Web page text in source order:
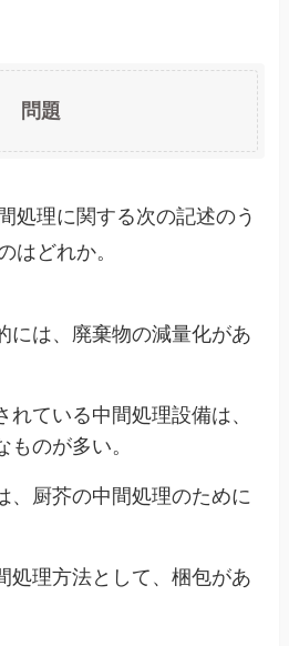
問題
処理に関する次の記述のう
はどれか。
には、廃棄物の減量化があ
れている中間処理設備は、
ものが多い。
、厨芥の中間処理のために
処理方法として、梱包があ